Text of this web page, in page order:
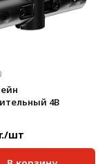
4В
шт